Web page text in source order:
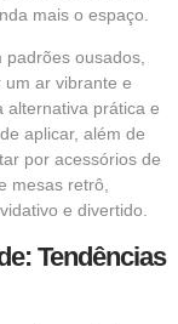
mais o espaço.
padrões ousados,
ar vibrante e
alternativa prática e
aplicar, além de
por acessórios de
mesas retrô,
e divertido.
Tendências